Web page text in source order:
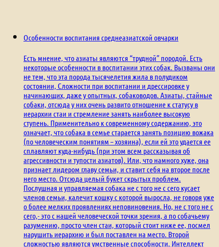
Особенности воспитания среднеазиатской овчарки
Есть мнение, что азиаты являются “трудной” породой. Есть
некоторые особенности в воспитании этих собак. Вызваны они
не тем, что эта порода тысячелетия жила в полудиком
состоянии, Сложности при воспитании и дрессировке у
начинающих, даже у опытных, собаководов. Азиаты, стайные
собаки, отсюда у них очень развито отношение к статусу в
иерархии стаи и стремление занять наиболее высокую
ступень. Применительно к современному содержанию, это
означает, что собака в семье старается занять позицию вожака
(по человеческим понятиям – хозяина), если ей это удается ее
сплавляют куда-нибудь (при этом всем рассказывая об
агрессивности и тупости азиатов). Или, что намного хуже, она
признает лидером главу семьи, и ставит себя на второе после
него место. Отсюда целый букет скрытых проблем.
Послушная и управляемая собака не с того не с сего кусает
членов семьи, калечит кошку с которой выросла, не говоря уже
о более мелких проявлениях неповиновения. Но, не с того не с
сего,- это с нашей человеческой точки зрения, а по собачьему
разумению, просто член стаи, который стоит ниже ее, посмел
нарушить иерархию и был поставлен на место. Второй
сложностью являются умственные способности. Интеллект